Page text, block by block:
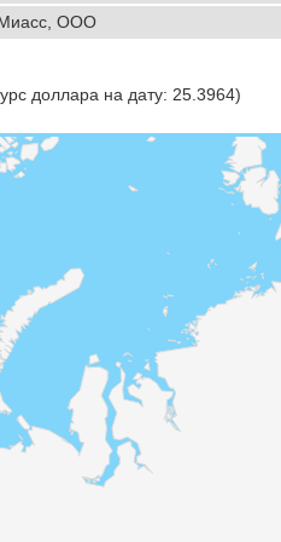
ООО
доллара на дату: 25.3964)